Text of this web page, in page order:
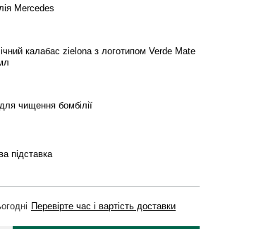
Mercedes
калабас zielona з логотипом Verde Mate
чищення бомбілії
підставка
Перевірте час і вартість доставки